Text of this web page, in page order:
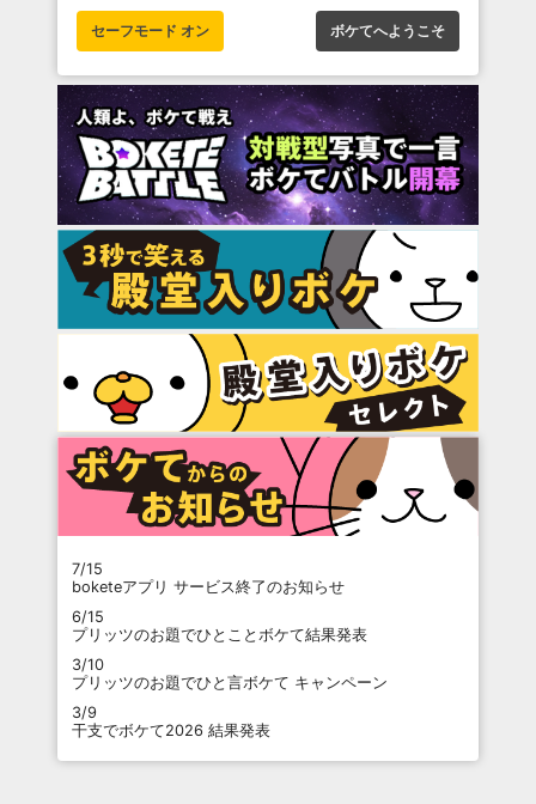
セーフモード オン ボケてへようこそ
7/15
boketeアプリ サービス終了のお知らせ
6/15
プリッツのお題でひとことボケて結果発表
3/10
プリッツのお題でひと言ボケて キャンペーン
3/9
干支でボケて2026 結果発表